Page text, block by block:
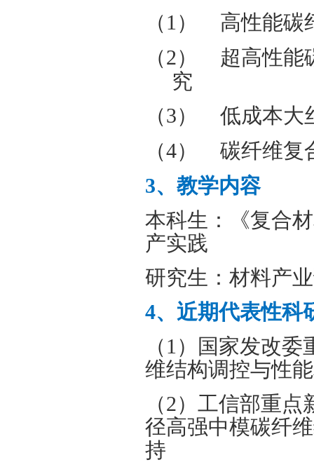
（1）
高性能碳
（2）
超高性能
究
（3）
低成本大
（4）
碳纤维复
3、教学内容
本科生：《复合
产实践
研究生：材料产
4、近期代表性科
（1 ）国家发改委
维结构调控与性
（2）工信部重点
径高强中模碳纤
持